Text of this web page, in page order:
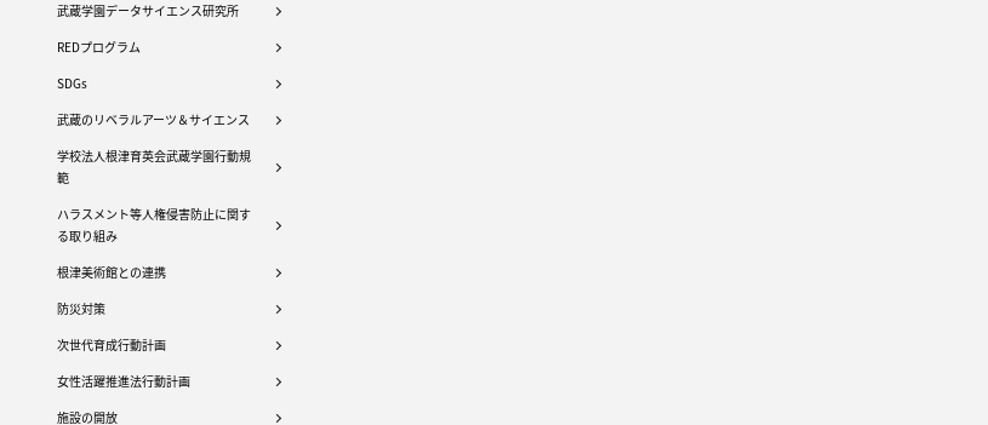
武蔵学園データサイエンス研究所
REDプログラム
SDGs
武蔵のリベラルアーツ＆サイエンス
学校法人根津育英会武蔵学園行動規
範
ハラスメント等人権侵害防止に関す
る取り組み
根津美術館との連携
防災対策
次世代育成行動計画
女性活躍推進法行動計画
施設の開放